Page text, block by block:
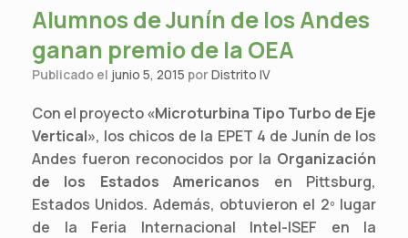
Alumnos de Junín de los Andes
ganan premio de la OEA
Publicado el junio 5, 2015 porDistrito IV
Con el proyecto«Microturbina Tipo Turbo de Eje
Vertical», los chicos de la EPET 4 de Junín de los
Andes fueron reconocidos por la Organización
de los Estados Americanos en Pittsburg,
Estados Unidos. Además, obtuvieron el 2º lugar
de la Feria Internacional Intel-ISEF en la